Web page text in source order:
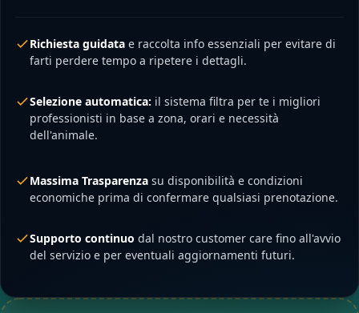
Richiesta guidata e raccolta info essenziali per evitare di
farti perdere tempo a ripetere i dettagli.
Selezione automatica: il sistema filtra per te i migliori
professionisti in base a zona, orari e necessità
dell'animale.
Massima Trasparenza su disponibilità e condizioni
economiche prima di confermare qualsiasi prenotazione.
Supporto continuo dal nostro customer care fino all'avvio
del servizio e per eventuali aggiornamenti futuri.